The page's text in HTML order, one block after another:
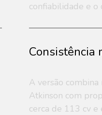
confiabilidade e o
Consistência
A versão
Atkinson com
cerca de 113 cv e